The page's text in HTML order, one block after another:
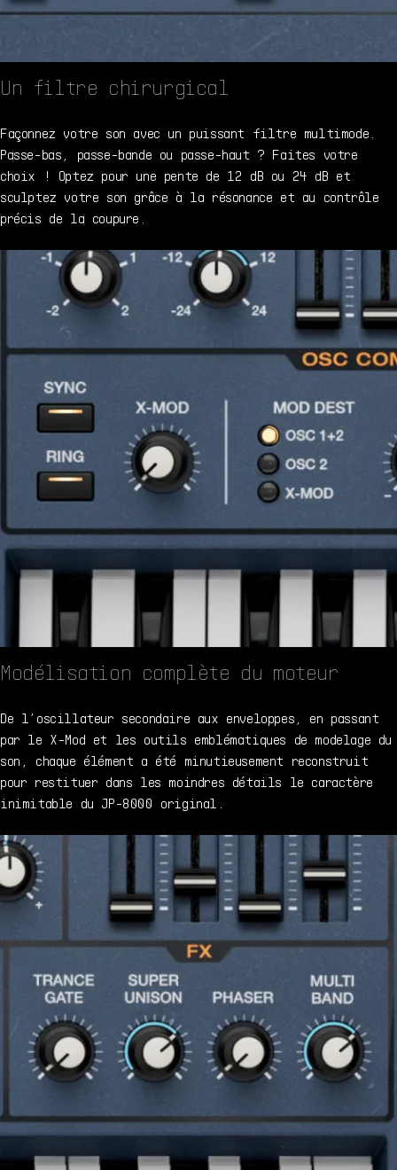
Un filtre chirurgical
Façonnez votre son avec un puissant filtre multimode.
Passe-bas, passe-bande ou passe-haut ? Faites votre
choix ! Optez pour une pente de 12 dB ou 24 dB et
sculptez votre son grâce à la résonance et au contrôle
précis de la coupure.
Modélisation complète du moteur
De l’oscillateur secondaire aux enveloppes, en passant
par le X-Mod et les outils emblématiques de modelage du
son, chaque élément a été minutieusement reconstruit
pour restituer dans les moindres détails le caractère
inimitable du JP-8000 original.